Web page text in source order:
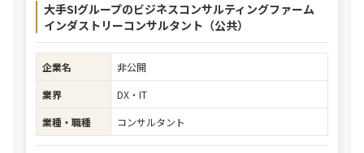
大手SIグループのビジネスコンサルティングファーム
インダストリーコンサルタント（公共）
企業名
非公開
業界
DX・IT
業種・職種
コンサルタント